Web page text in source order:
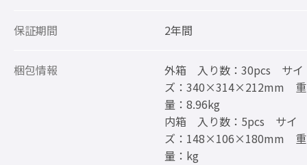
保証期間 2年間
梱包情報
外箱 入り数：30pcs サイ
ズ：340×314×212mm 重
量：8.96kg
内箱 入り数：5pcs サイ
ズ：148×106×180mm 重
量：kg